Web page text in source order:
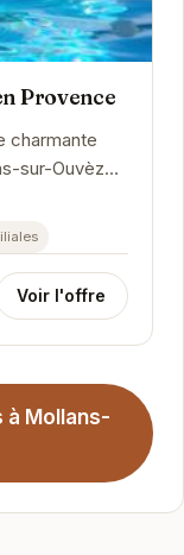
Provence
charmante
sur-Ouvèze.
Voir l'offre
Mollans-